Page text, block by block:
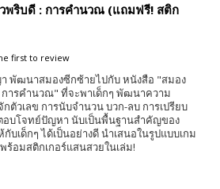
พริบดี : การคำนวณ (แถมฟรี! สติก
first to review
พัฒนาสมองซีกซ้ายไปกับ หนังสือ "สมอง
ารคำนวณ" ที่จะพาเด็กๆ พัฒนาความ
ตัวเลข การนับจำนวน บวก-ลบ การเปรียบ
อบโจทย์ปัญหา นับเป็นพื้นฐานสำคัญของ
บเด็กๆ ได้เป็นอย่างดี นำเสนอในรูปแบบเกม
อมสติกเกอร์แสนสวยในเล่ม!